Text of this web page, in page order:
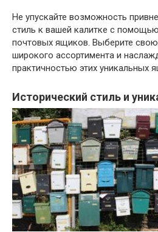
Не упускайте возможность
стиль к вашей калитке с
почтовых ящиков. Выберите
широкого ассортимента и
практичностью этих уникальных
Исторический стиль и